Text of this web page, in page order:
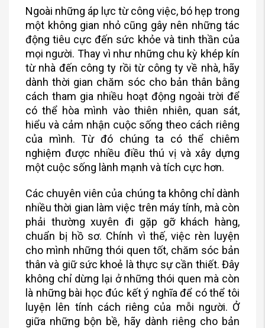
Ngoài những áp lực từ công việc, bó hẹp trong
một không gian nhỏ cũng gây nên những tác
động tiêu cực đến sức khỏe và tinh thần của
mọi người. Thay vì như những chu kỳ khép kín
từ nhà đến công ty rồi từ công ty về nhà, hãy
dành thời gian chăm sóc cho bản thân bằng
cách tham gia nhiều hoạt động ngoài trời để
có thể hòa mình vào thiên nhiên, quan sát,
hiểu và cảm nhận cuộc sống theo cách riêng
của mình. Từ đó chúng ta có thể chiêm
nghiệm được nhiều điều thú vị và xây dựng
một cuộc sống lành mạnh và tích cực hơn.
Các chuyên viên của chúng ta không chỉ dành
nhiều thời gian làm việc trên máy tính, mà còn
phải thường xuyên đi gặp gỡ khách hàng,
chuẩn bị hồ sơ. Chính vì thế, việc rèn luyện
cho mình những thói quen tốt, chăm sóc bản
thân và giữ sức khoẻ là thực sự cần thiết. Đây
không chỉ dừng lại ở những thói quen mà còn
là những bài học đúc kết ý nghĩa để có thể tôi
luyện lên tính cách riêng của mỗi người. Ở
giữa những bộn bề, hãy dành riêng cho bản